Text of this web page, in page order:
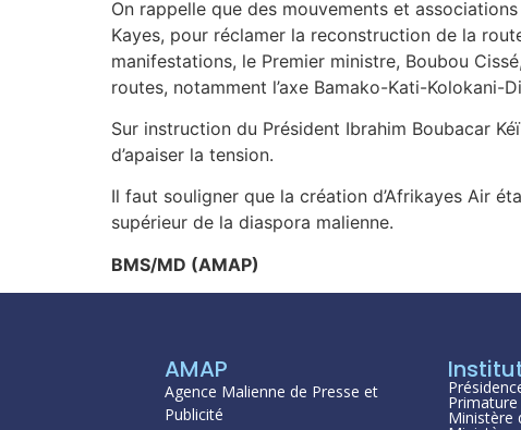
On rappelle que des mouvements et
Kayes, pour réclamer la reconstruction de la
manifestations, le Premier ministre, Boubou
routes, notamment l’axe Bamako-Kati-Kolokani-
Sur instruction du Président Ibrahim Boubacar
d’apaiser la tension.
Il faut souligner que la création d’Afrikayes Air
supérieur de la diaspora malienne.
BMS/MD (AMAP)
AMAP
Agence Malienne de Presse et
Publicité
Primature
Ministère